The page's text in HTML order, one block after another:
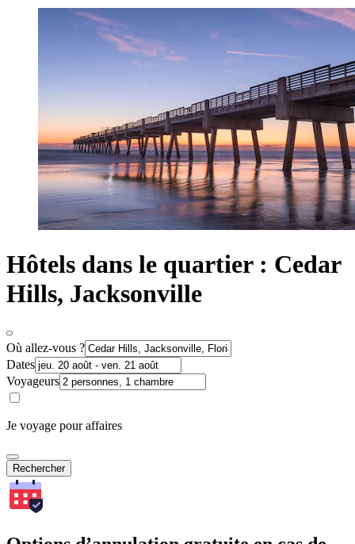
Hôtels dans le quartier : Cedar
Hills, Jacksonville
Où allez-vous ?
Dates
Voyageurs
Je voyage pour affaires
Rechercher